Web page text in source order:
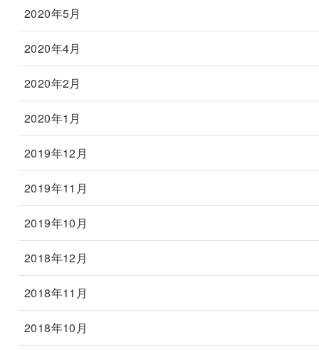
2020年5月
2020年4月
2020年2月
2020年1月
2019年12月
2019年11月
2019年10月
2018年12月
2018年11月
2018年10月